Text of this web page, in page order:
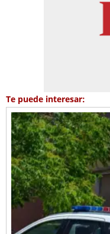
Te puede interesar: